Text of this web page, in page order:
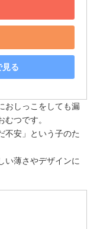
る
おしっこをしても漏
つです。
不安」という子のた
い薄さやデザインに